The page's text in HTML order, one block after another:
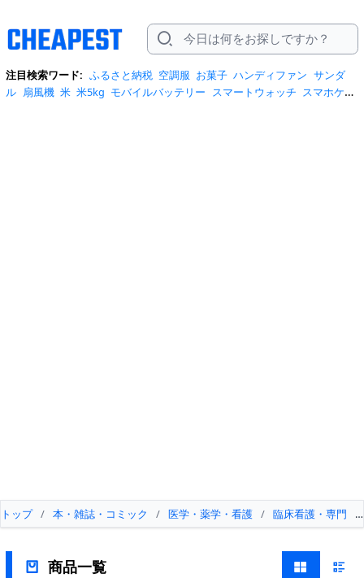
注目検索ワード: ふるさと納税 空調服 お菓子 ハンディファン サンダ
ル 扇風機 米 米5kg モバイルバッテリー スマートウォッチ スマホケー
トップ / 本・雑誌・コミック / 医学・薬学・看護 / 臨床看護・専門 /
商品一覧